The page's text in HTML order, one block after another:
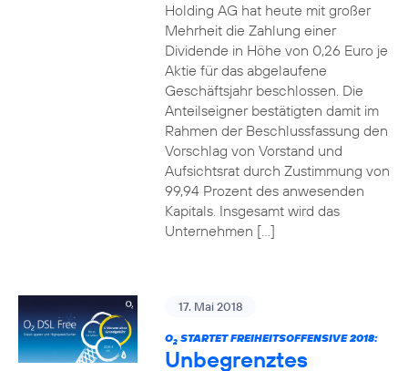
Holding AG hat heute mit großer
Mehrheit die Zahlung einer
Dividende in Höhe von 0,26 Euro je
Aktie für das abgelaufene
Geschäftsjahr beschlossen. Die
Anteilseigner bestätigten damit im
Rahmen der Beschlussfassung den
Vorschlag von Vorstand und
Aufsichtsrat durch Zustimmung von
99,94 Prozent des anwesenden
Kapitals. Insgesamt wird das
Unternehmen […]
17. Mai 2018
O2STARTET FREIHEITSOFFENSIVE 2018:
Unbegrenztes